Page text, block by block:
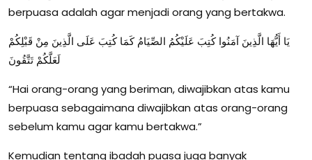
berpuasa adalah agar menjadi orang yang bertakwa.
يَا أَيُّهَا الَّذِينَ آمَنُوا كُتِبَ عَلَيْكُمُ الصِّيَامُ كَمَا كُتِبَ عَلَى الَّذِينَ مِنْ قَبْلِكُمْ
لَعَلَّكُمْ تَتَّقُونَ
“Hai orang-orang yang beriman, diwajibkan atas kamu
berpuasa sebagaimana diwajibkan atas orang-orang
sebelum kamu agar kamu bertakwa.”
Kemudian tentang ibadah puasa juga banyak